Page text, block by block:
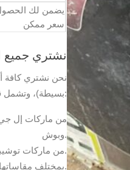
يضمن لك
سعر ممكن
نشتري جميع
نحن نشتري كافة
بسيطة)، وتشمل قائمتنا:
وبوش.
من ماركات توشيبا، دايو، وويرلبول.
بمختلف مقاساتها وسعاتها.